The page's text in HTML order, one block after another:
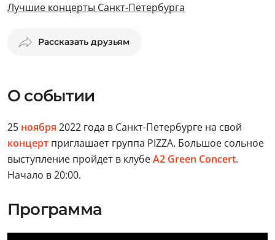
Лучшие концерты Санкт-Петербурга
Рассказать друзьям
О событии
25 ноября 2022 года в Санкт-Петербурге на свой
концерт приглашает группа PIZZA. Большое сольное
выступление пройдет в клубеA2 Green Concert.
Начало в 20:00.
Программа